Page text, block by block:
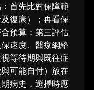
首先比對保障範
復康）；再看保
預算；第三評估
速度、醫療網絡
等待期與既往症
可能自付）放在
病史，選擇時應